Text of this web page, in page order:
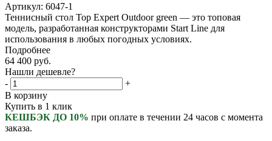
Артикул: 6047-1
Теннисный стол Top Expert Outdoor green — это топовая
модель, разработанная конструкторами Start Line для
использования в любых погодных условиях.
Подробнее
64 400 руб.
Нашли дешевле?
-
+
В корзину
Купить в 1 клик
КЕШБЭК ДО 10% при оплате в течении 24 часов с момента
заказа.